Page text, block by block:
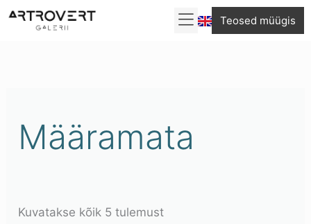
Skip
Teosed müügis
Määramata
Kuvatakse kõik 5 tulemust